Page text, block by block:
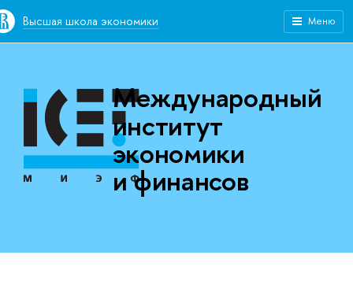
Высшая школа экономики Меню
Международный
институт
экономики
и финансов